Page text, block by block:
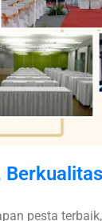
pesta